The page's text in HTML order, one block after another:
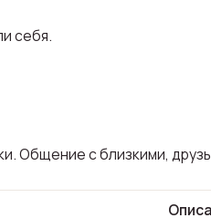
себя.
Общение с близкими,